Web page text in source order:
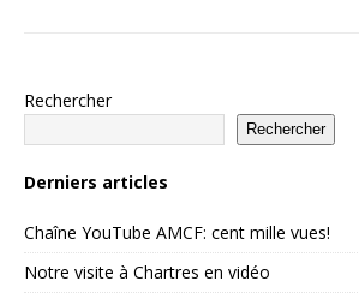
Rechercher
Rechercher
Derniers articles
Chaîne YouTube AMCF: cent mille vues!
Notre visite à Chartres en vidéo